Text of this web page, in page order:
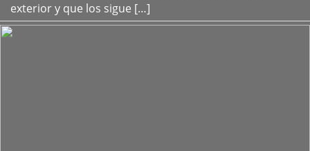
exterior y que los sigue […]